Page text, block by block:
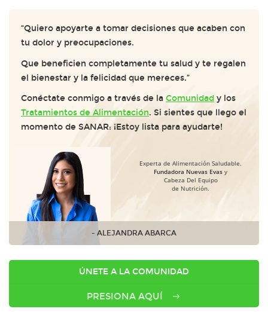
“Quiero apoyarte a tomar decisiones que acaben con
tu dolor y preocupaciones.
Que beneficien completamente tu salud y te regalen
el bienestar y la felicidad que mereces.”
Conéctate conmigo a través de la Comunidad y los
Tratamientos de Alimentación. Si sientes que llego el
momento de SANAR: ¡Estoy lista para ayudarte!
Experta de Alimentación Saludable.
Fundadora Nuevas Evas y
Cabeza Del Equipo
de Nutrición.
- ALEJANDRA ABARCA
ÚNETE A LA COMUNIDAD
PRESIONA AQUÍ